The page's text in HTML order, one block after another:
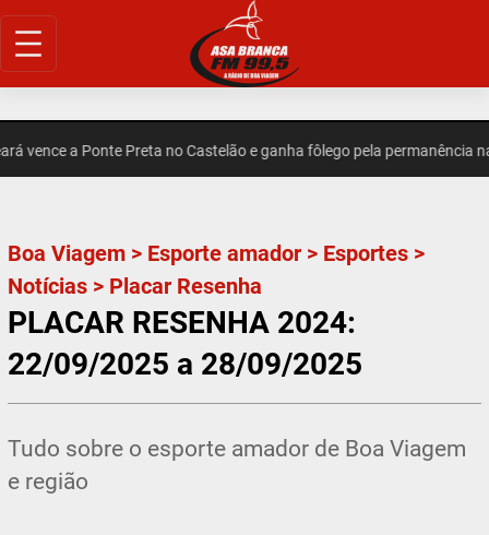
Pular
para
a Ponte Preta no Castelão e ganha fôlego pela permanência na
Boa Viagem > Esporte amador > Esportes >
Notícias > Placar Resenha
PLACAR RESENHA 2024:
22/09/2025 a 28/09/2025
Tudo sobre o esporte amador de Boa Viagem
e região